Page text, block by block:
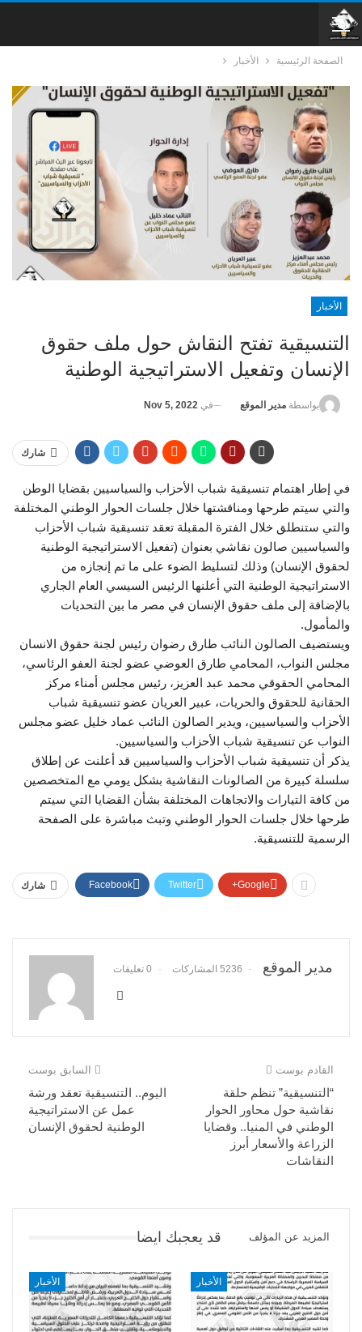
الصفحة الرئيسية الأخبار
الأخبار
التنسيقية تفتح النقاش حول ملف حقوق
الإنسان وتفعيل الاستراتيجية الوطنية
بواسطة مدير الموقع في Nov 5, 2022
شارك
في إطار اهتمام تنسيقية شباب الأحزاب والسياسيين بقضايا الوطن
والتي سيتم طرحها ومناقشتها خلال جلسات الحوار الوطني المختلفة
والتي ستنطلق خلال الفترة المقبلة تعقد تنسيقية شباب الأحزاب
والسياسيين صالون نقاشي بعنوان (تفعيل الاستراتيجية الوطنية
لحقوق الإنسان) وذلك لتسليط الضوء على ما تم إنجازه من
الاستراتيجية الوطنية التي أعلنها الرئيس السيسي العام الجاري
بالإضافة إلى ملف حقوق الإنسان في مصر ما بين التحديات
والمأمول.
ويستضيف الصالون النائب طارق رضوان رئيس لجنة حقوق الانسان
مجلس النواب، المحامي طارق العوضي عضو لجنة العفو الرئاسي،
المحامي الحقوقي محمد عبد العزيز، رئيس مجلس أمناء مركز
الحقانية للحقوق والحريات، عبير العريان عضو تنسيقية شباب
الأحزاب والسياسيين، ويدير الصالون النائب عماد خليل عضو مجلس
النواب عن تنسيقية شباب الأحزاب والسياسيين.
يذكر أن تنسيقية شباب الأحزاب والسياسيين قد أعلنت عن إطلاق
سلسلة كبيرة من الصالونات النقاشية بشكل يومي مع المتخصصين
من كافة التيارات والاتجاهات المختلفة بشأن القضايا التي سيتم
طرحها خلال جلسات الحوار الوطني وتبث مباشرة على الصفحة
الرسمية للتنسيقية.
شارك Facebook Twitter Google+
مدير الموقع 5236 المشاركات 0 تعليقات
السابق بوست
اليوم.. التنسيقية تعقد ورشة
عمل عن الاستراتيجية
الوطنية لحقوق الإنسان
القادم بوست
“التنسيقية” تنظم حلقة
نقاشية حول محاور الحوار
الوطني في المنيا.. وقضايا
الزراعة والأسعار أبرز
النقاشات
قد يعجبك ايضا المزيد عن المؤلف
الأخبار الأخبار